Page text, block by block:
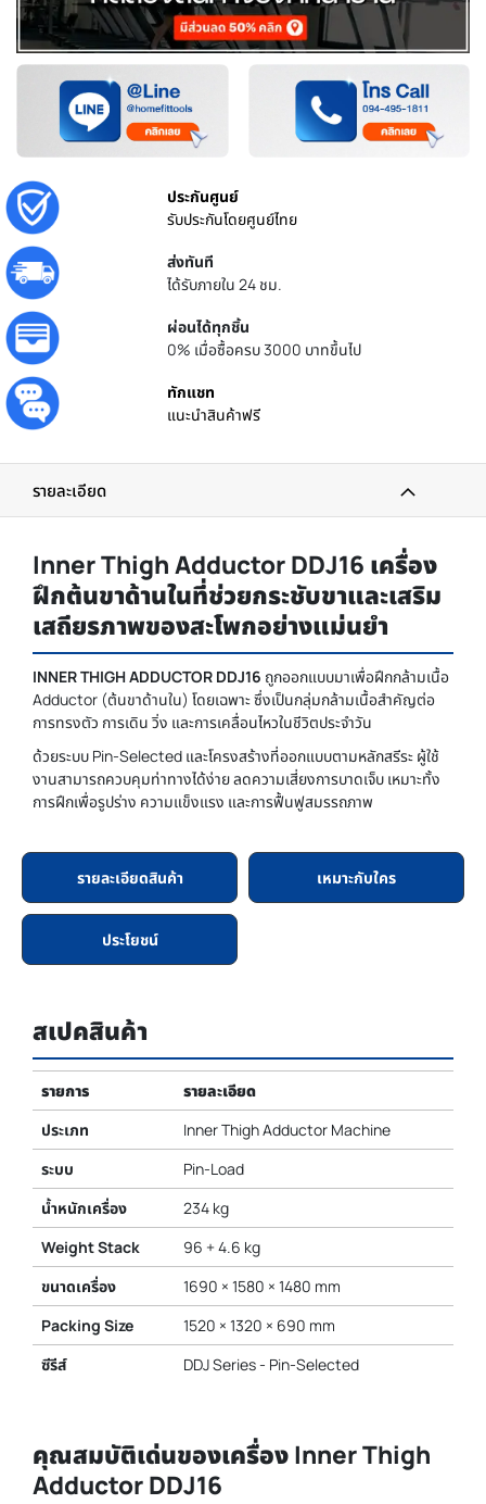
ประกันศูนย์
รับประกันโดยศูนย์ไทย
ส่งทันที
ได้รับภายใน 24 ชม.
ผ่อนได้ทุกชิ้น
0% เมื่อซื้อครบ 3000 บาทขึ้นไป
ทักแชท
แนะนำสินค้าฟรี
รายละเอียด
Inner Thigh Adductor DDJ16 เครื่อง
ฝึกต้นขาด้านในที่ช่วยกระชับขาและเสริม
เสถียรภาพของสะโพกอย่างแม่นยำ
INNER THIGH ADDUCTOR DDJ16 ถูกออกแบบมาเพื่อฝึกกล้ามเนื้อ
Adductor (ต้นขาด้านใน) โดยเฉพาะ ซึ่งเป็นกลุ่มกล้ามเนื้อสำคัญต่อ
การทรงตัว การเดิน วิ่ง และการเคลื่อนไหวในชีวิตประจำวัน
ด้วยระบบ Pin-Selected และโครงสร้างที่ออกแบบตามหลักสรีระ ผู้ใช้
งานสามารถควบคุมท่าทางได้ง่าย ลดความเสี่ยงการบาดเจ็บ เหมาะทั้ง
การฝึกเพื่อรูปร่าง ความแข็งแรง และการฟื้นฟูสมรรถภาพ
รายละเอียดสินค้า เหมาะกับใคร
ประโยชน์
สเปคสินค้า
รายการ
รายละเอียด
ประเภท
Inner Thigh Adductor Machine
ระบบ
Pin-Load
น้ำหนักเครื่อง
234 kg
Weight Stack
96 + 4.6 kg
ขนาดเครื่อง
1690 × 1580 × 1480 mm
Packing Size
1520 × 1320 × 690 mm
ซีรีส์
DDJ Series - Pin-Selected
คุณสมบัติเด่นของเครื่อง Inner Thigh
Adductor DDJ16